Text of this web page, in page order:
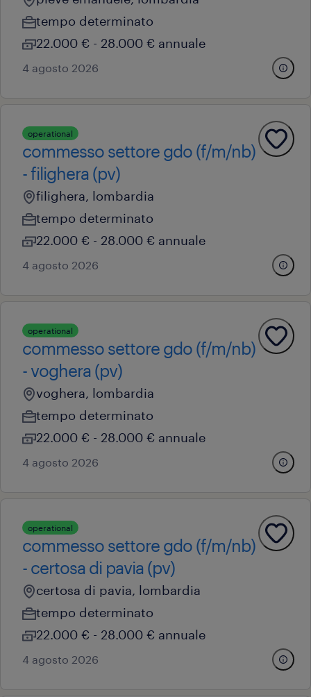
tempo determinato
22.000 € - 28.000 € annuale
4 agosto 2026
operational
commesso settore gdo (f/m/nb)
- filighera (pv)
filighera, lombardia
tempo determinato
22.000 € - 28.000 € annuale
4 agosto 2026
operational
commesso settore gdo (f/m/nb)
- voghera (pv)
voghera, lombardia
tempo determinato
22.000 € - 28.000 € annuale
4 agosto 2026
operational
commesso settore gdo (f/m/nb)
- certosa di pavia (pv)
certosa di pavia, lombardia
tempo determinato
22.000 € - 28.000 € annuale
4 agosto 2026